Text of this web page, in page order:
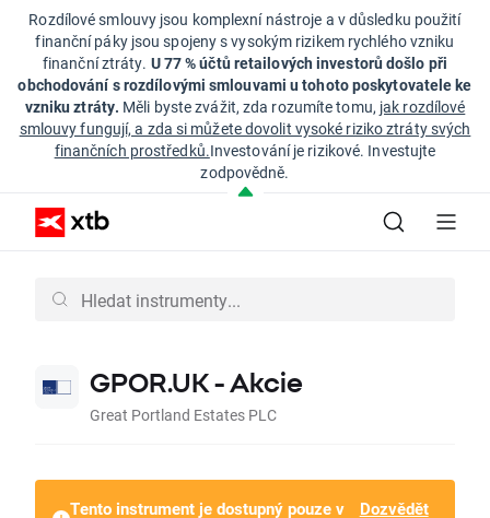
Rozdílové smlouvy jsou komplexní nástroje a v důsledku použití
finanční páky jsou spojeny s vysokým rizikem rychlého vzniku
finanční ztráty. U 77 % účtů retailových investorů došlo při
obchodování s rozdílovými smlouvami u tohoto poskytovatele ke
vzniku ztráty. Měli byste zvážit, zda rozumíte tomu, jak rozdílové
smlouvy fungují, a zda si můžete dovolit vysoké riziko ztráty svých
finančních prostředků.Investování je rizikové. Investujte
zodpovědně.
GPOR.UK - Akcie
Great Portland Estates PLC
Tento instrument je dostupný pouze v
Dozvědět